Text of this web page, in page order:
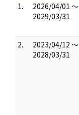
1.
2026/04/01 ～
2029/03/31
2.
2023/04/12 ～
2028/03/31